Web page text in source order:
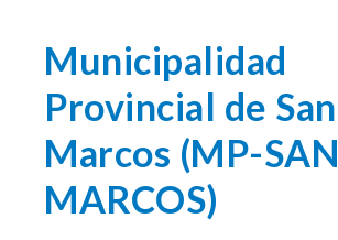
Municipalidad
Provincial de San
Marcos (MP-SAN
MARCOS)